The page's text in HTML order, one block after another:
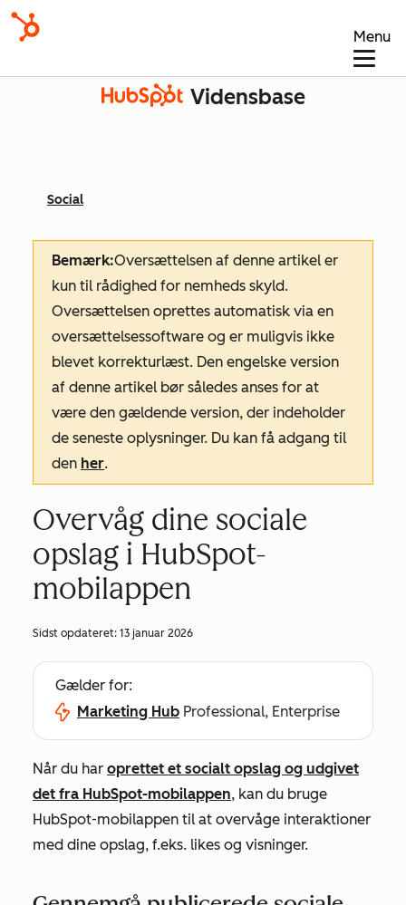
Menu
Vidensbase
Social
Bemærk:Oversættelsen af denne artikel er
kun til rådighed for nemheds skyld.
Oversættelsen oprettes automatisk via en
oversættelsessoftware og er muligvis ikke
blevet korrekturlæst. Den engelske version
af denne artikel bør således anses for at
være den gældende version, der indeholder
de seneste oplysninger. Du kan få adgang til
den her.
Overvåg dine sociale
opslag i HubSpot-
mobilappen
Sidst opdateret: 13 januar 2026
Gælder for:
Marketing Hub Professional, Enterprise
Når du har oprettet et socialt opslag og udgivet
det fra HubSpot-mobilappen, kan du bruge
HubSpot-mobilappen til at overvåge interaktioner
med dine opslag, f.eks. likes og visninger.